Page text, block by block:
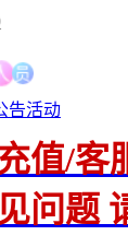
员
告活动
值/客
问题